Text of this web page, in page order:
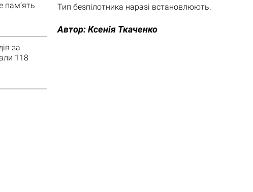
пам’ять
за
118
Тип безпілотника наразі встановлюють.
Автор:Ксенія Ткаченко